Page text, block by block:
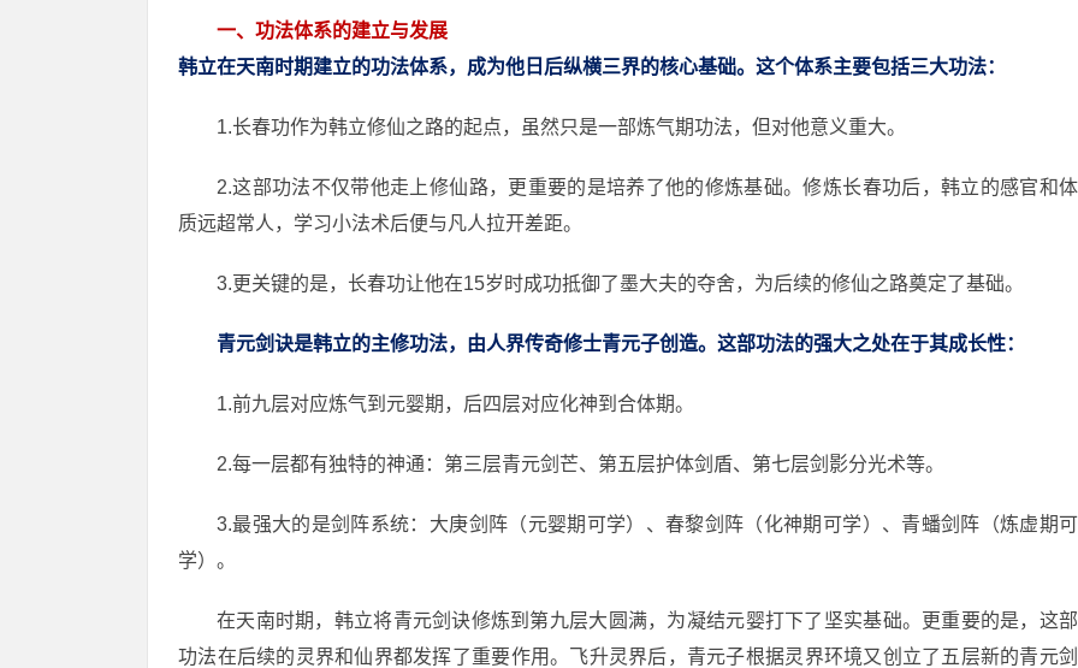
一、功法体系的建立与发展
韩立在天南时期建立的功法体系，成为他日后纵横三界的核心基础。这个体系主要包括三大功法：
1.长春功作为韩立修仙之路的起点，虽然只是一部炼气期功法，但对他意义重大。
2.这部功法不仅带他走上修仙路，更重要的是培养了他的修炼基础。修炼长春功后，韩立的感官和体
质远超常人，学习小法术后便与凡人拉开差距。
3.更关键的是，长春功让他在15岁时成功抵御了墨大夫的夺舍，为后续的修仙之路奠定了基础。
青元剑诀是韩立的主修功法，由人界传奇修士青元子创造。这部功法的强大之处在于其成长性：
1.前九层对应炼气到元婴期，后四层对应化神到合体期。
2.每一层都有独特的神通：第三层青元剑芒、第五层护体剑盾、第七层剑影分光术等。
3.最强大的是剑阵系统：大庚剑阵（元婴期可学）、春黎剑阵（化神期可学）、青蟠剑阵（炼虚期可
学）。
在天南时期，韩立将青元剑诀修炼到第九层大圆满，为凝结元婴打下了坚实基础。更重要的是，这部
功法在后续的灵界和仙界都发挥了重要作用。飞升灵界后，青元子根据灵界环境又创立了五层新的青元剑